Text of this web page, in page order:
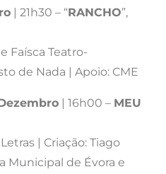
| 21h30 – “RANCHO”,
Faísca Teatro-
de Nada | Apoio: CME
| 16h00 – MEU
| Criação: Tiago
Municipal de Évora e